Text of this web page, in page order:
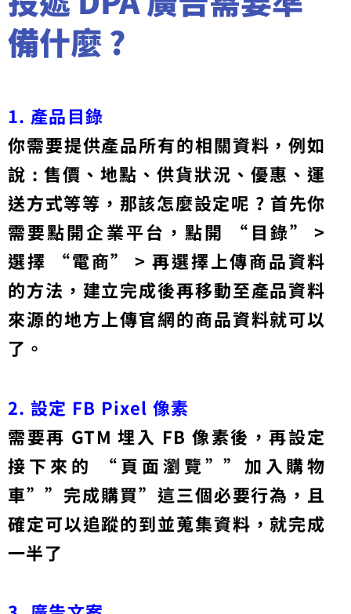
備什麼 ?
1. 產品目錄
你需要提供產品所有的相關資料，例如
說 : 售價、地點、供貨狀況、優惠、運
送方式等等，那該怎麼設定呢 ? 首先你
需要點開企業平台，點開 “目錄” >
選擇 “電商” > 再選擇上傳商品資料
的方法，建立完成後再移動至產品資料
來源的地方上傳官網的商品資料就可以
了。
2. 設定 FB Pixel 像素
需要再 GTM 埋入 FB 像素後，再設定
接下來的 “頁面瀏覽””加入購物
車””完成購買”這三個必要行為，且
確定可以追蹤的到並蒐集資料，就完成
一半了